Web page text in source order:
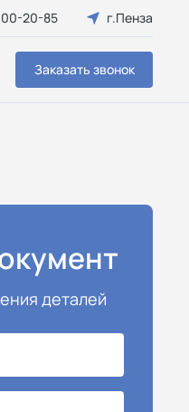
20-85 г.Пенза
Заказать звонок
деталей